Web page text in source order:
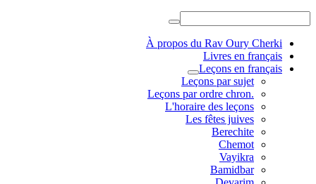
À propos du Rav Oury Cherki
Livres en français
Leçons en français
Leçons par sujet
.Leçons par ordre chron
L'horaire des leçons
Les fêtes juives
Berechite
Chemot
Vayikra
Bamidbar